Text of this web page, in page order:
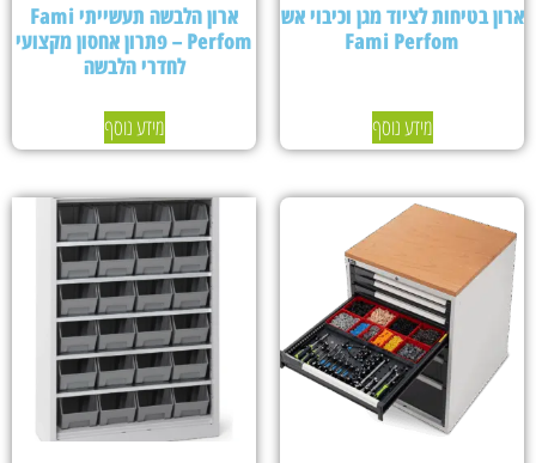
ארון בטיחות לציוד מגן וכיבוי אש
Fami Perfom
מידע נוסף
ארון הלבשה תעשייתי Fami
Perfom – פתרון אחסון מקצועי
לחדרי הלבשה
מידע נוסף